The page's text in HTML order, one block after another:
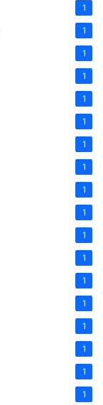
1
1
1
1
1
1
1
1
1
1
1
1
1
1
1
1
1
1